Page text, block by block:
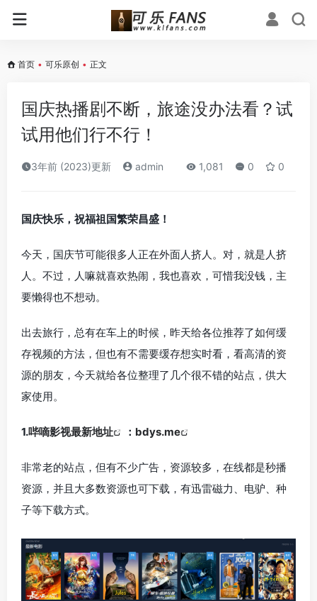
首页 • 可乐原创 • 正文
国庆热播剧不断，旅途没办法看？试
试用他们行不行！
3年前 (2023)更新 admin 1,081 0 0
国庆快乐，祝福祖国繁荣昌盛！
今天，国庆节可能很多人正在外面人挤人。对，就是人挤
人。不过，人嘛就喜欢热闹，我也喜欢，可惜我没钱，主
要懒得也不想动。
出去旅行，总有在车上的时候，昨天给各位推荐了如何缓
存视频的方法，但也有不需要缓存想实时看，看高清的资
源的朋友，今天就给各位整理了几个很不错的站点，供大
家使用。
1.哔嘀影视最新地址 ： bdys.me
非常老的站点，但有不少广告，资源较多，在线都是秒播
资源，并且大多数资源也可下载，有迅雷磁力、电驴、种
子等下载方式。